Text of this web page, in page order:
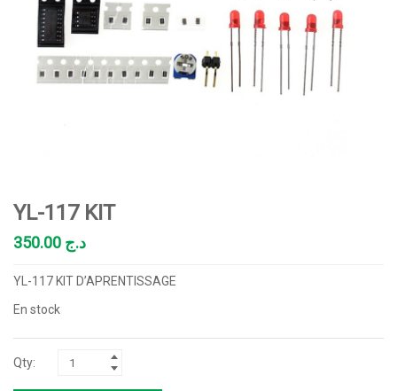
YL-117 KIT
د.ج
YL-117 KIT D’APRENTISSAGE
En stock